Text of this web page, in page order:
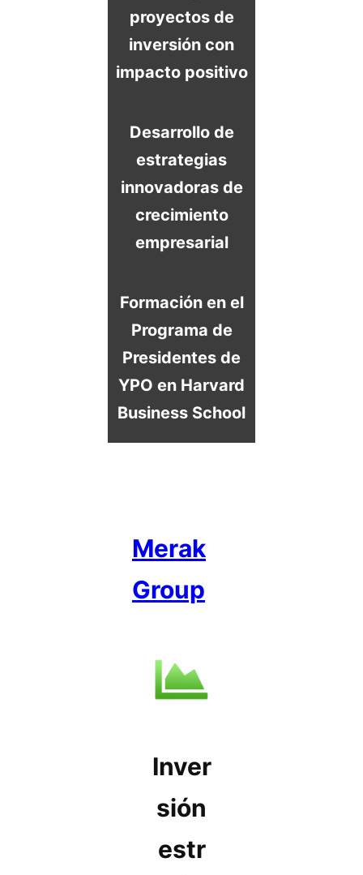
proyectos de
inversión con
impacto positivo
Desarrollo de
estrategias
innovadoras de
crecimiento
empresarial
Formación en el
Programa de
Presidentes de
YPO en Harvard
Business School
Merak
Group
Inver
sión
estr